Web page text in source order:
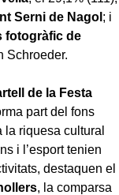
Serni de Nagol ; i
fotogràfic de
Schroeder.
de la Festa
part del fons
la riquesa cultural
i l’esport tenien
destaquen el
, la comparsa